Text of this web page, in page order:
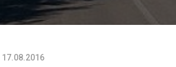
17.08.2016